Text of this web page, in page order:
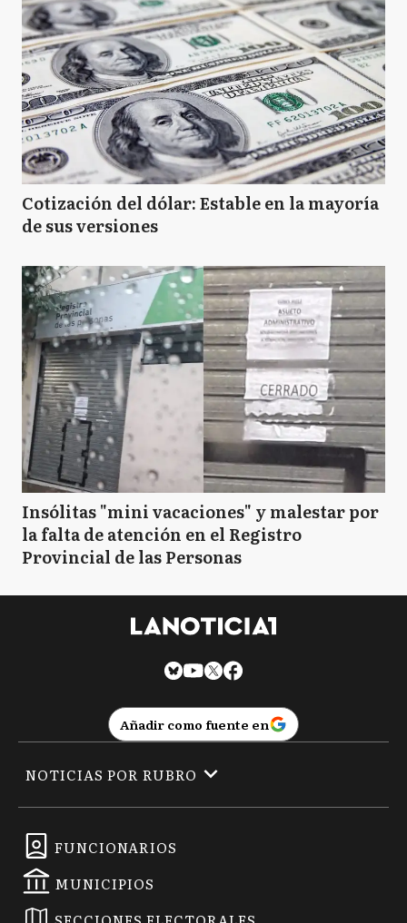
Cotización del dólar: Estable en la mayoría
de sus versiones
Insólitas "mini vacaciones" y malestar por
la falta de atención en el Registro
Provincial de las Personas
Añadir como fuente en
FUNCIONARIOS
MUNICIPIOS
NOTICIAS POR RUBRO